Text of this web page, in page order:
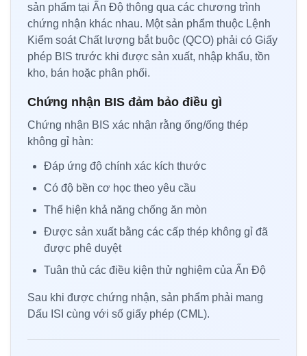
sản phẩm tại Ấn Độ thông qua các chương trình
chứng nhận khác nhau. Một sản phẩm thuộc Lệnh
Kiểm soát Chất lượng bắt buộc (QCO) phải có Giấy
phép BIS trước khi được sản xuất, nhập khẩu, tồn
kho, bán hoặc phân phối.
Chứng nhận BIS đảm bảo điều gì
Chứng nhận BIS xác nhận rằng ống/ống thép
không gỉ hàn:
Đáp ứng độ chính xác kích thước
Có độ bền cơ học theo yêu cầu
Thể hiện khả năng chống ăn mòn
Được sản xuất bằng các cấp thép không gỉ đã
được phê duyệt
Tuân thủ các điều kiện thử nghiệm của Ấn Độ
Sau khi được chứng nhận, sản phẩm phải mang
Dấu ISI cùng với số giấy phép (CML).